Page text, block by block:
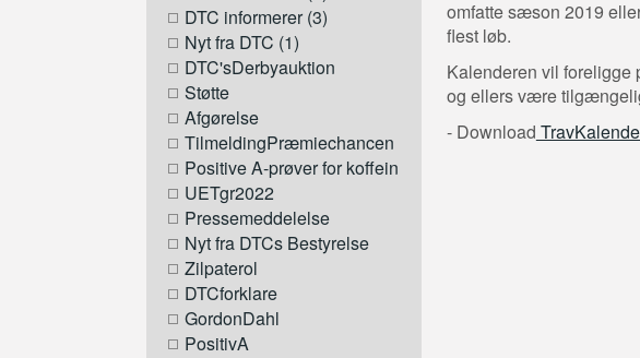
DTC informerer (3)
Nyt fra DTC (1)
DTC'sDerbyauktion
Støtte
Afgørelse
TilmeldingPræmiechancen
Positive A-prøver for koffein
UETgr2022
Pressemeddelelse
Nyt fra DTCs Bestyrelse
Zilpaterol
DTCforklare
GordonDahl
PositivA
omfatte sæson 2019
flest løb.
Kalenderen vil foreligge
og ellers være
- Download